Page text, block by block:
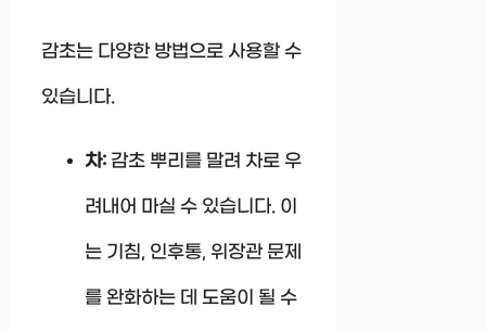
감초는 다양한 방법으로 사용할 수
있습니다.
차: 감초 뿌리를 말려 차로 우
려내어 마실 수 있습니다. 이
는 기침, 인후통, 위장관 문제
를 완화하는 데 도움이 될 수